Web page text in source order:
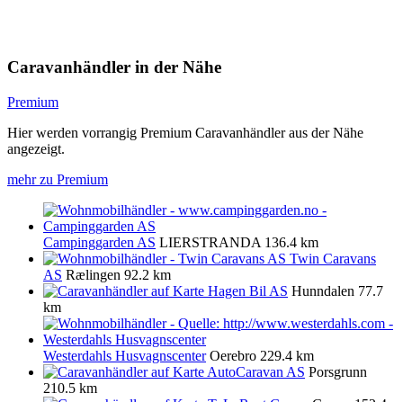
Caravanhändler in der Nähe
Premium
Hier werden vorrangig Premium Caravanhändler aus der Nähe
angezeigt.
mehr zu Premium
Campinggarden AS LIERSTRANDA 136.4 km
Twin Caravans
AS Rælingen 92.2 km
Hagen Bil AS Hunndalen 77.7
km
Westerdahls Husvagnscenter Oerebro 229.4 km
AutoCaravan AS Porsgrunn
210.5 km